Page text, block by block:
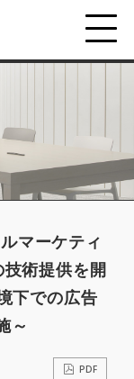
マーケティ
術提供を開
下での広告
～
PDF